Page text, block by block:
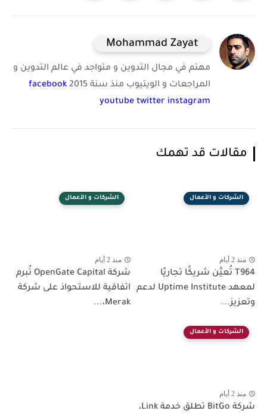
Mohammad Zayat
مهتم في مجال التدوين و متواجد في عالم التدوين و
المراجعات و الويتيوب منذ سنة 2015
facebook
youtube twitter instagram
مقالات قد تهمك
الشركات و الأعمال
منذ 2 أيام
T964 تُعيَّن شريكًا تجاريًا
لمعهد Uptime Institute لدعم
وتعزيز...
الشركات و الأعمال
منذ 2 أيام
شركة OpenGate Capital تُبرم
اتفاقية للاستحواذ على شركة
Merak،...
الشركات و الأعمال
منذ 2 أيام
شركة BitGo تطلق خدمة Link،